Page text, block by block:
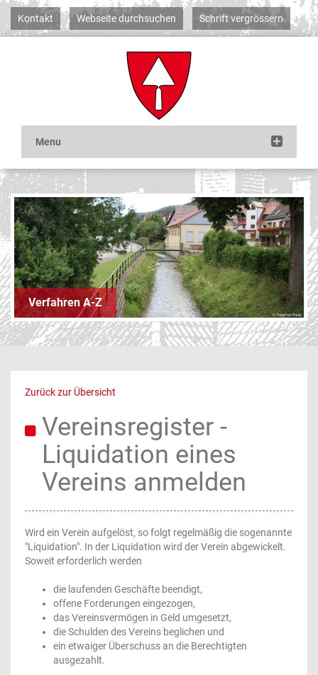
Kontakt Webseite durchsuchen Schrift vergrössern
Verfahren A-Z
Zurück zur Übersicht
Vereinsregister -
Liquidation eines
Vereins anmelden
Wird ein Verein aufgelöst, so folgt regelmäßig die sogenannte
"Liquidation". In der Liquidation wird der Verein abgewickelt.
Soweit erforderlich werden
die laufenden Geschäfte beendigt,
offene Forderungen eingezogen,
das Vereinsvermögen in Geld umgesetzt,
die Schulden des Vereins beglichen und
ein etwaiger Überschuss an die Berechtigten
ausgezahlt.